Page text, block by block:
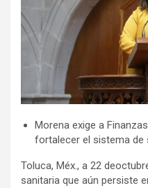
Morena exige a
fortalecer el sistema de
Toluca, Méx., a 22
sanitaria que aún persiste